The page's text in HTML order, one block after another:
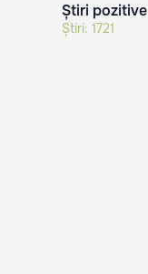
Știri pozitive
Știri: 1721